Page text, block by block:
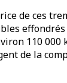
de ces
110 000
de la